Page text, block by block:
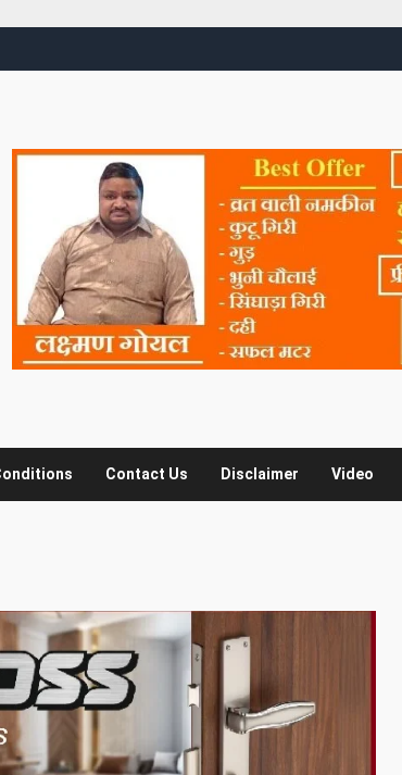
Contact Us Disclaimer Video